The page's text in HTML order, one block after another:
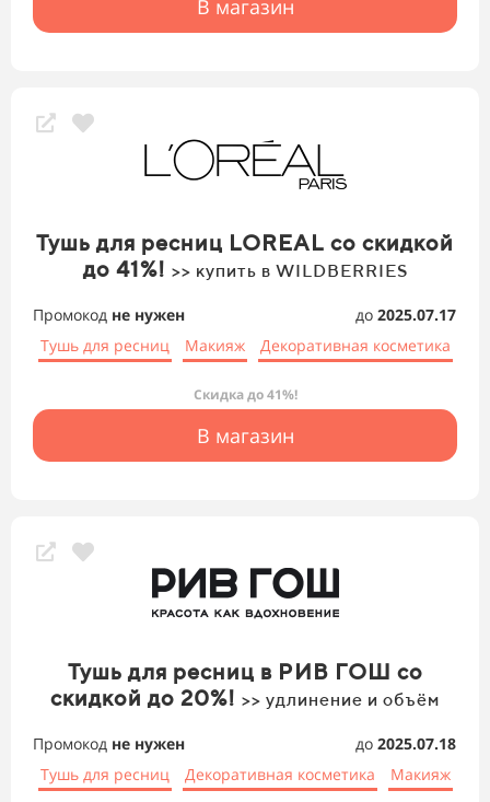
В магазин
Тушь для ресниц LOREAL со скидкой
до 41%! >> купить в WILDBERRIES
Промокод не нужен до 2025.07.17
Тушь для ресниц
Макияж Декоративная косметика
Скидка до 41%!
В магазин
Тушь для ресниц в РИВ ГОШ со
скидкой до 20%! >> удлинение и объём
Промокод не нужен до 2025.07.18
Тушь для ресниц
Декоративная косметика Макияж